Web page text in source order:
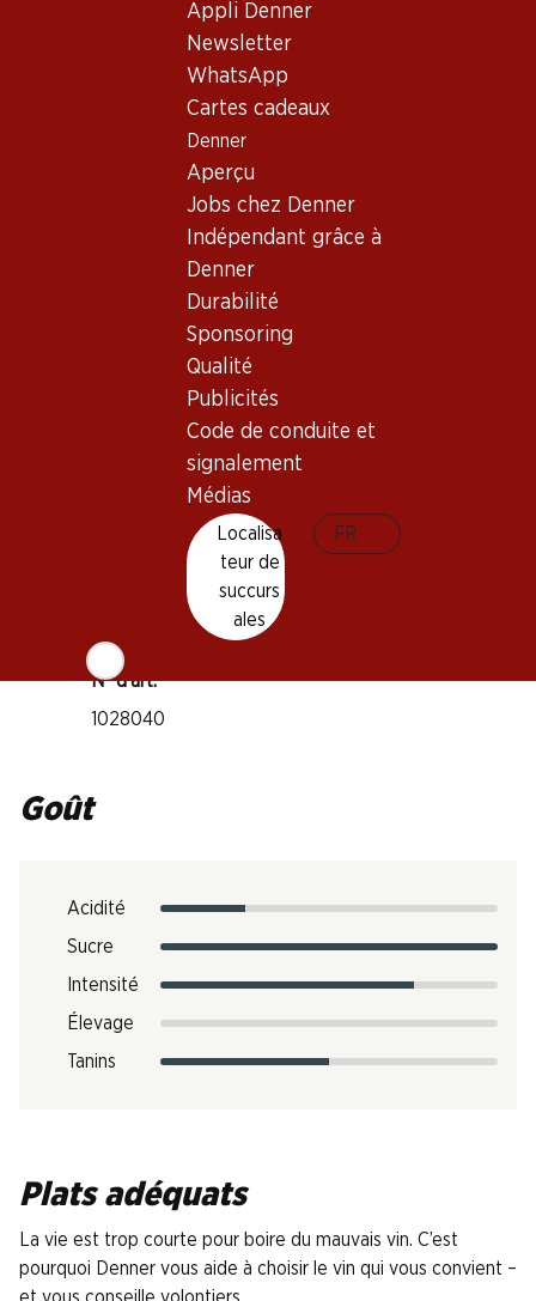
Appli Denner
Newsletter
WhatsApp
Cartes cadeaux
Denner
Aperçu
Jobs chez Denner
Indépendant grâce à
Denner
Durabilité
Sponsoring
Qualité
Publicités
Code de conduite et
signalement
Médias
Localisa
teur de
succurs
ales
FR
Bon à savoir
1 an après l'achat
Température de dégustation
Empreinte carbone
8.15 kg
N° d'art.
1028040
Goût
Acidité
Sucre
Intensité
Élevage
Tanins
Plats adéquats
La vie est trop courte pour boire du mauvais vin. C’est
pourquoi Denner vous aide à choisir le vin qui vous convient –